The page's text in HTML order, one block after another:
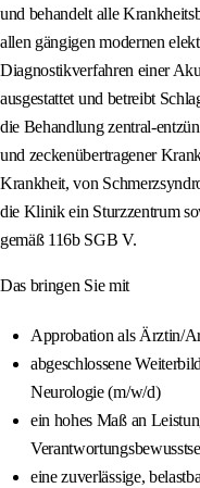
und behandelt alle
allen gängigen modernen
Diagnostikverfahren einer
ausgestattet und betreibt
die Behandlung zentral-
und zeckenübertragener
Krankheit, von
die Klinik ein Sturzzentrum
gemäß 116b SGB V.
Das bringen Sie mit
Approbation als Ärztin/
abgeschlossene
Neurologie (m/w/d)
ein hohes Maß an
eine zuverlässige,